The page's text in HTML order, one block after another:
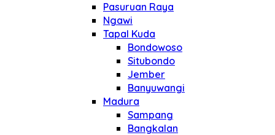
Pasuruan Raya
Ngawi
Tapal Kuda
Bondowoso
Situbondo
Jember
Banyuwangi
Madura
Sampang
Bangkalan